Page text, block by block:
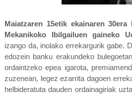
Maiatzaren 15etik ekainaren 30era
Mekanikoko Ibilgailuen gaineko
izango da, inolako errekargurik gabe.
edozein banku erakundeko
ordaintzeko epea igarota,
zuzenean, legez ezarrita dagoen
helbideratuta dauden ordainagiriak